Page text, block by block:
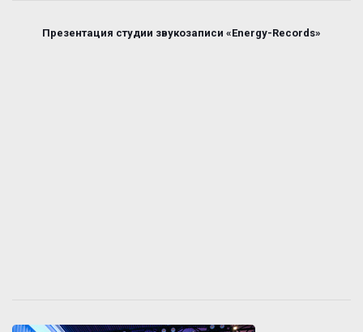
Презентация студии звукозаписи «Energy-Records»